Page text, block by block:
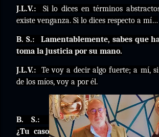
J.L.V.:
Si lo dices en términos
existe venganza. Si lo dices respecto a mí…
B. S.:
Lamentablemente, sabes que
toma la justicia por su mano.
J.L.V.:
Te voy a decir algo fuerte; a mí,
de los míos, voy a por él.
B. S.:
¿Tu caso